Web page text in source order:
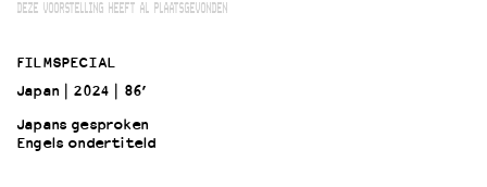
Filmprogramma’s Primair Onderwijs
Speciale educatieprogramma’s
OVER LANTARENVENSTER
DEZE VOORSTELLING HEEFT AL PLAATSGEVONDEN
FILMSPECIAL
Japan
2024
86’
Japans gesproken
Engels ondertiteld